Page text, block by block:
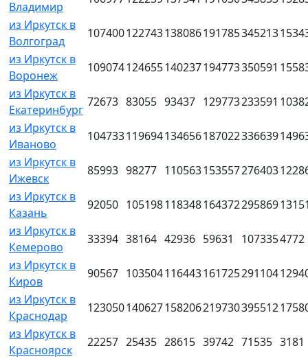
Владимир
из Иркутск в
Волгоград
107400122743138086191785345213
из Иркутск в
Воронеж
109074124655140237194773350591
из Иркутск в
Екатеринбург
72673 83055 93437 129773233591
из Иркутск в
Иваново
104733119694134656187022336639
из Иркутск в
Ижевск
85993 98277 110563153557276403
из Иркутск в
Казань
92050 105198118348164372295869
из Иркутск в
Кемерово
33394 38164 42936 59631 1073354772
из Иркутск в
Киров
90567 103504116443161725291104
из Иркутск в
Краснодар
123050140627158206219730395512
из Иркутск в
Красноярск
22257 25435 28615 39742 71535 3181